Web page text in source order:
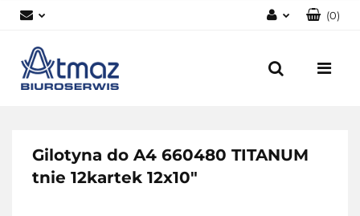
Zarejestruj się
(0)
Gilotyna do A4 660480 TITANUM
tnie 12kartek 12x10"